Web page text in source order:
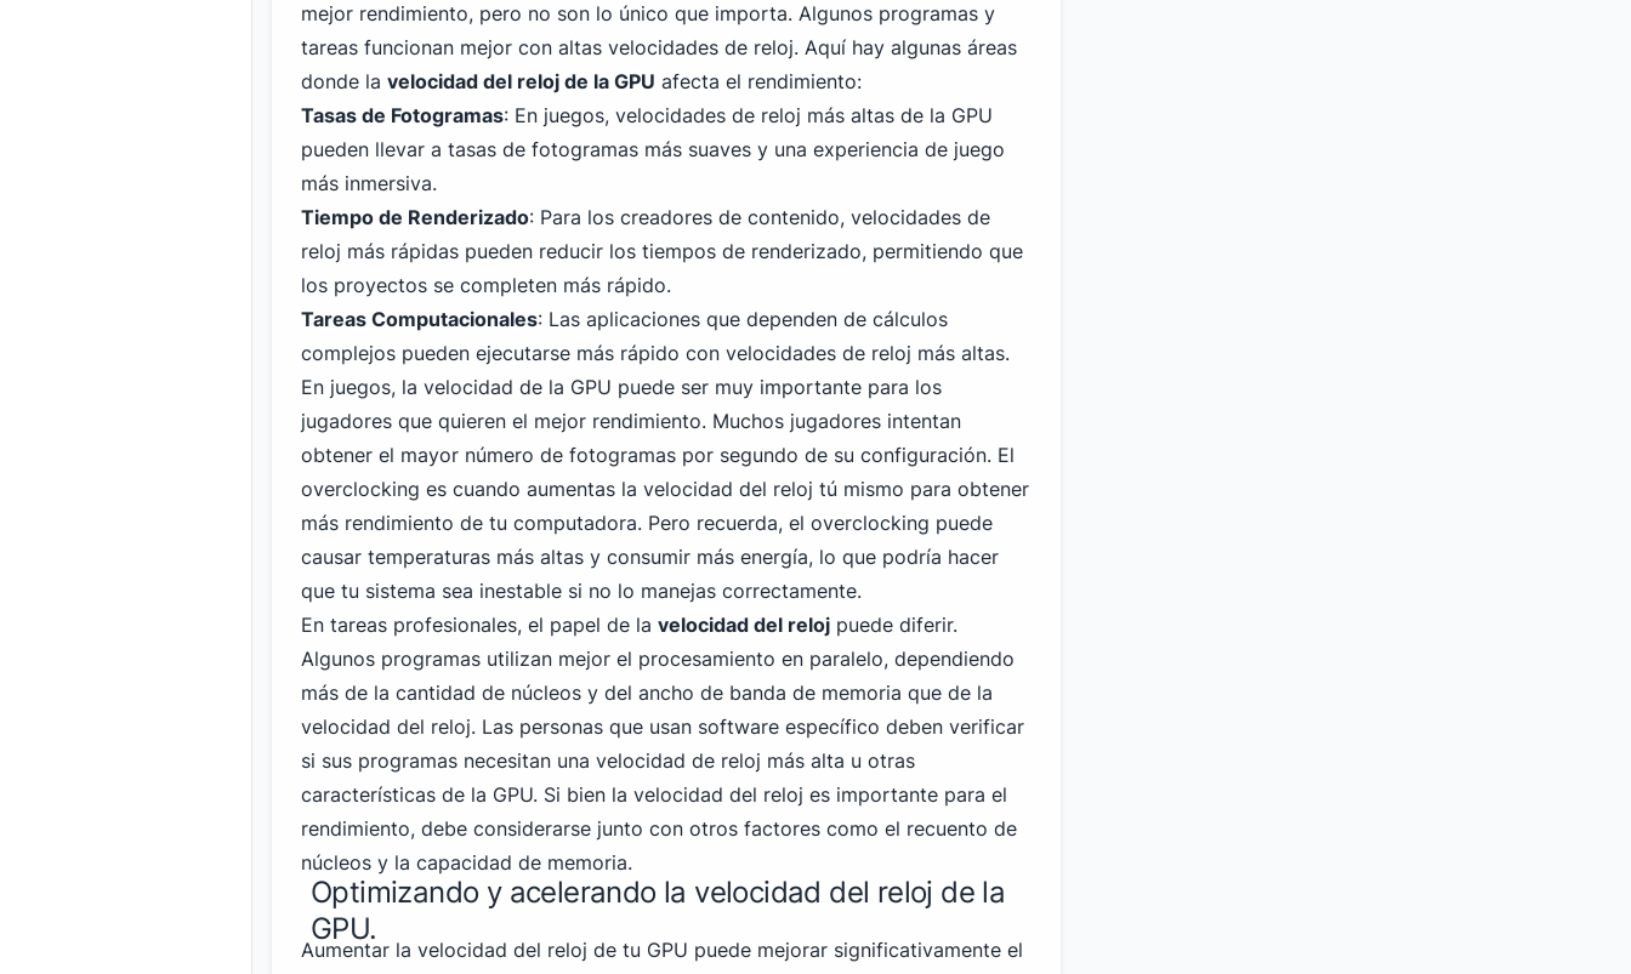
mejor rendimiento, pero no son lo único que importa. Algunos programas y
tareas funcionan mejor con altas velocidades de reloj. Aquí hay algunas áreas
donde la velocidad del reloj de la GPU afecta el rendimiento:
Tasas de Fotogramas: En juegos, velocidades de reloj más altas de la GPU
pueden llevar a tasas de fotogramas más suaves y una experiencia de juego
más inmersiva.
Tiempo de Renderizado: Para los creadores de contenido, velocidades de
reloj más rápidas pueden reducir los tiempos de renderizado, permitiendo que
los proyectos se completen más rápido.
Tareas Computacionales: Las aplicaciones que dependen de cálculos
complejos pueden ejecutarse más rápido con velocidades de reloj más altas.
En juegos, la velocidad de la GPU puede ser muy importante para los
jugadores que quieren el mejor rendimiento. Muchos jugadores intentan
obtener el mayor número de fotogramas por segundo de su configuración. El
overclocking es cuando aumentas la velocidad del reloj tú mismo para obtener
más rendimiento de tu computadora. Pero recuerda, el overclocking puede
causar temperaturas más altas y consumir más energía, lo que podría hacer
que tu sistema sea inestable si no lo manejas correctamente.
En tareas profesionales, el papel de la velocidad del reloj puede diferir.
Algunos programas utilizan mejor el procesamiento en paralelo, dependiendo
más de la cantidad de núcleos y del ancho de banda de memoria que de la
velocidad del reloj. Las personas que usan software específico deben verificar
si sus programas necesitan una velocidad de reloj más alta u otras
características de la GPU. Si bien la velocidad del reloj es importante para el
rendimiento, debe considerarse junto con otros factores como el recuento de
núcleos y la capacidad de memoria.
Optimizando y acelerando la velocidad del reloj de la
GPU.
Aumentar la velocidad del reloj de tu GPU puede mejorar significativamente el